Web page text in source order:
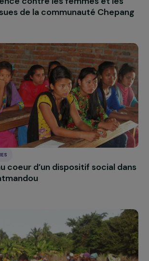
de leur reconstruction : un
face aux violences